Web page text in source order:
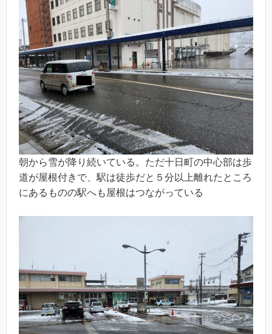
朝から雪が降り続いている。ただ十日町の中心部は歩
道が屋根付きで、駅は徒歩だと５分以上離れたところ
にあるものの駅へも屋根はつながっている